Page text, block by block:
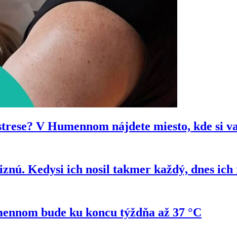
V Humennom nájdete miesto, kde si
Kedysi ich nosil takmer každý, dnes
bude ku koncu týždňa až 37 °C